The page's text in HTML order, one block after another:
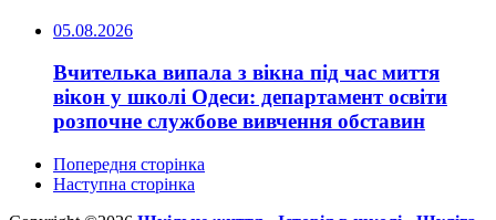
05.08.2026
Вчителька випала з вікна під час миття
вікон у школі Одеси: департамент освіти
розпочне службове вивчення обставин
Попередня сторінка
Наступна сторінка